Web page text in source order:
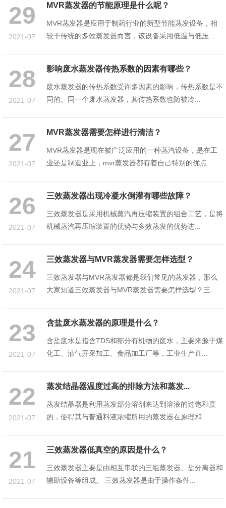
29
2021-07
MVR蒸发器的节能原理是什么呢？
MVR蒸发器是应用于制药行业的新型节能蒸发设备，相
较于传统的多效蒸发器而言，该设备采用低温与低压...
28
2021-07
影响废水蒸发器传热系数的因素有哪些？
废水蒸发器的传热系数受许多因素的影响，传热系数是不
同的。同一个废水蒸发器，其传热系数也随被冷...
27
2021-07
MVR蒸发器需要怎样进行清洁？
MVR蒸发器是现在被广泛应用的一种蒸汽设备，是在工
业还是制造业上，mvr蒸发器都有着自己特别的优点...
26
2021-07
三效蒸发器出现冷凝水倒灌有哪些故障？
三效蒸发器是采用机械蒸汽再压缩装置的组合工艺，是将
机械蒸汽再压缩装置的优势与多效蒸发的优势进...
24
2021-07
三效蒸发器与MVR蒸发器需要怎样选型？
三效蒸发器与MVR蒸发器都是我们常见的蒸发器，那么
大家知道三效蒸发器与MVR蒸发器需要怎样选型？三...
23
2021-07
含盐废水蒸发器的原理是什么？
含盐废水是指含TDS和部分有机物的废水，主要来源于煤
化工、油气开采加工、食品加工厂等，工业生产直...
22
2021-07
蒸发结晶器温度过高的排除方法和蒸发...
蒸发结晶器是利用蒸发部分溶剂来达到溶液的过饱和度
的，使得其与普通料液浓缩所用的蒸发器在原理和...
21
2021-07
三效蒸发器低真空的原因是什么？
三效蒸发器主要是由相互串联的三组蒸发器、盐分离器和
辅助设备等组成。 三效蒸发器是由于操作条件...